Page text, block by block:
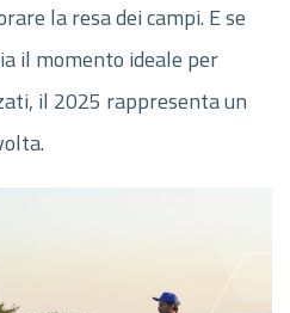
la resa dei campi. E se
il momento ideale per
il 2025 rappresenta un